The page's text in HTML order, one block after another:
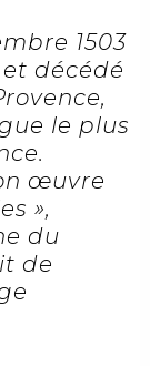
1503
décédé
le plus
œuvre
»,
du
de